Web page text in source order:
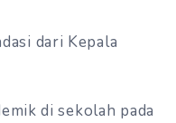
dari Kepala
di sekolah pada